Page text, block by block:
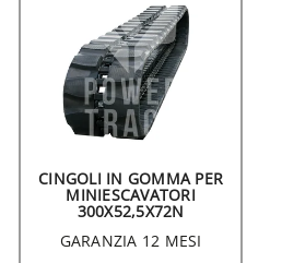
CINGOLI IN GOMMA PER
MINIESCAVATORI
300X52,5X72N
GARANZIA 12 MESI